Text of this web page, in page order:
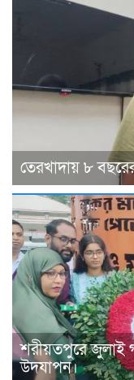
তেরখাদায় ৮
শরীয়তপুরে জুলাই
উদযাপন।